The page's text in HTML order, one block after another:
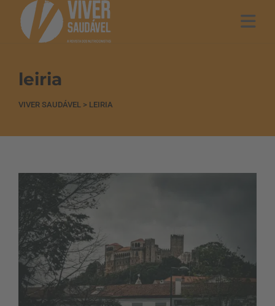
leiria
VIVER SAUDÁVEL > LEIRIA